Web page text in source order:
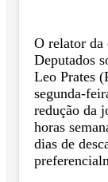
O relator da
Deputados
Leo Prates
segunda-
redução da
horas
dias de